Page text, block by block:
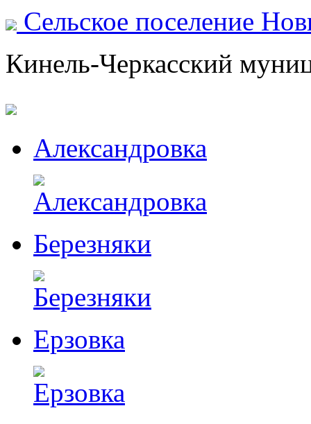
Сельское поселение
Кинель-Черкасский
Александровка
Березняки
Ерзовка